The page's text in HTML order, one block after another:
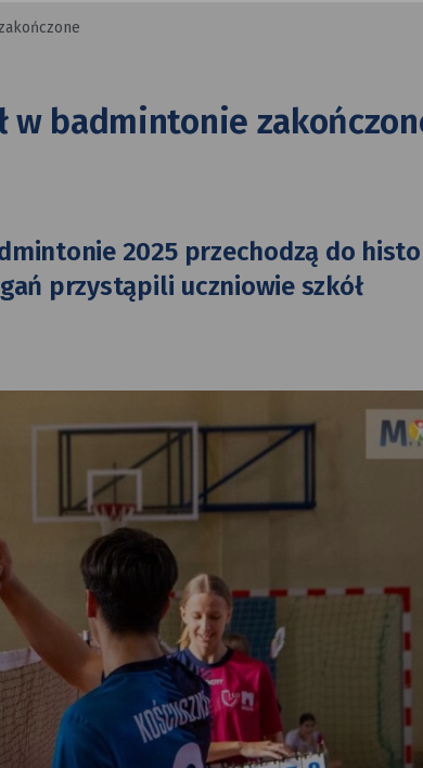
w badmintonie
2025 przechodzą do
przystąpili uczniowie szkół